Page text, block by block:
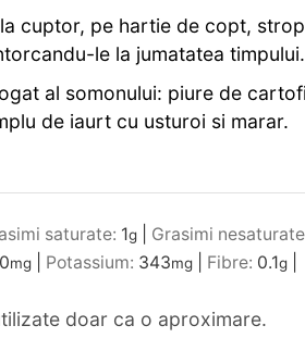
cuptor, pe hartie de copt,
le la jumatatea timpului.
al somonului: piure de
de iaurt cu usturoi si marar.
saturate: 1g Grasimi
mg Potassium: 343mg Fibre: 0.1g
doar ca o aproximare.